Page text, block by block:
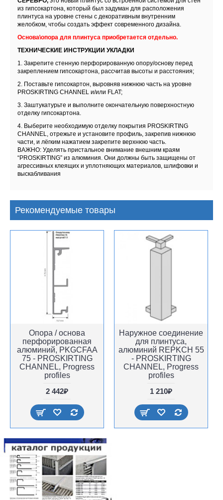
из гипсокартона, который был задуман для расположения
плинтуса на уровне стены с декоративным внутренним
желобком, чтобы создать эффект современного дизайна.
Основа\опора для плинтуса приобретается отдельно.
ТЕХНИЧЕСКИЕ ИНСТРУКЦИИ УКЛАДКИ
1. Закрепите стенную перфорированную опору/основу перед
закреплением гипсокартона, рассчитав высоты и расстояния;
2. Поставьте гипсокартон, выровняв нижнюю часть на уровне
PROSKIRTING CHANNEL и/или FLAT;
3. Заштукатурьте и выполните окончательную поверхностную
отделку гипсокартона.
4. Выберите необходимую отделку покрытия PROSKIRTING
CHANNEL, отрежьте и установите профиль, закрепив нижнюю
части, и лёгким нажатием закрепите верхнюю часть.
ВАЖНО: Уделять пристальное внимание внешним краям
“PROSKIRTING” из алюминия. Они должны быть защищены от
агрессивных клеящих и уплотняющих материалов, шлифовки и
выскабливания
Рекомендуемые товары
Опора / основа
перфорированная
алюминий, PKGCFAA
75 - PROSKIRTING
CHANNEL, Progress
profiles
2 442₽
Наружное соединение
для плинтуса,
алюминий REPKCH 55
- PROSKIRTING
CHANNEL, Progress
profiles
1 210₽